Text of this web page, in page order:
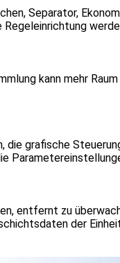
Separator,
kann mehr
grafische
entfernt zu
der